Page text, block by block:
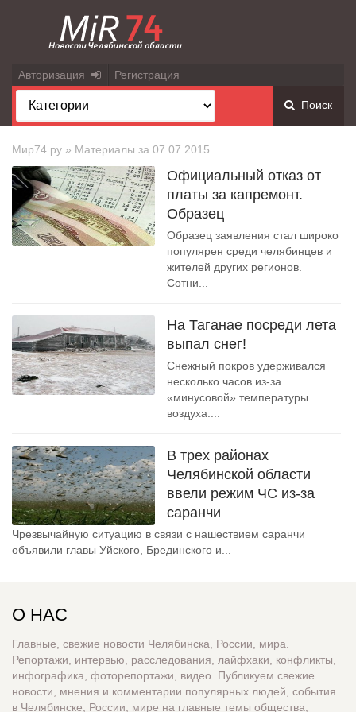
Авторизация Регистрация
Поиск
Мир74.ру » Материалы за 07.07.2015
Официальный отказ от
платы за капремонт.
Образец
Образец заявления стал широко
популярен среди челябинцев и
жителей других регионов.
Сотни...
На Таганае посреди лета
выпал снег!
Снежный покров удерживался
несколько часов из-за
«минусовой» температуры
воздуха....
В трех районах
Челябинской области
ввели режим ЧС из-за
саранчи
Чрезвычайную ситуацию в связи с нашествием саранчи
объявили главы Уйского, Брединского и...
О НАС
Главные, свежие новости Челябинска, России, мира.
Репортажи, интервью, расследования, лайфхаки, конфликты,
инфографика, фоторепортажи, видео. Публикуем свежие
новости, мнения и комментарии популярных людей, события
в Челябинске, России, мире на главные темы общества,